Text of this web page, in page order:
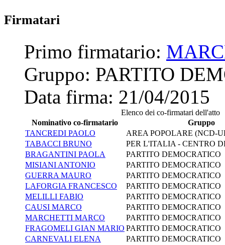
Firmatari
Primo firmatario:
Gruppo: PARTITO
Data firma: 21/04/2015
Elenco dei co-firmatari dell'atto
Nominativo co-firmatario
Gruppo
TANCREDI PAOLO
AREA POPOLARE (NCD-
TABACCI BRUNO
PER L'ITALIA - CENTRO
BRAGANTINI PAOLA
PARTITO DEMOCRATICO
MISIANI ANTONIO
PARTITO DEMOCRATICO
GUERRA MAURO
PARTITO DEMOCRATICO
LAFORGIA FRANCESCO
PARTITO DEMOCRATICO
MELILLI FABIO
PARTITO DEMOCRATICO
CAUSI MARCO
PARTITO DEMOCRATICO
MARCHETTI MARCO
PARTITO DEMOCRATICO
FRAGOMELI GIAN MARIO PARTITO DEMOCRATICO
CARNEVALI ELENA
PARTITO DEMOCRATICO